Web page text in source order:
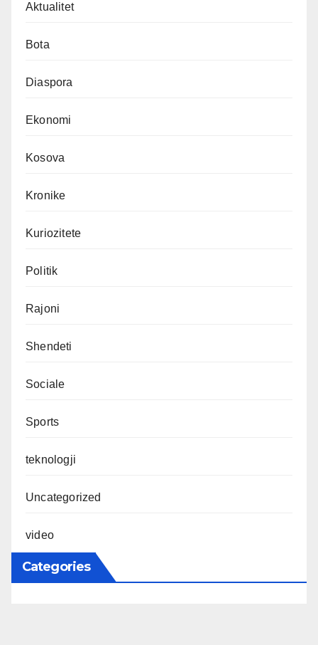
Aktualitet
Bota
Diaspora
Ekonomi
Kosova
Kronike
Kuriozitete
Politik
Rajoni
Shendeti
Sociale
Sports
teknologji
Uncategorized
video
Categories